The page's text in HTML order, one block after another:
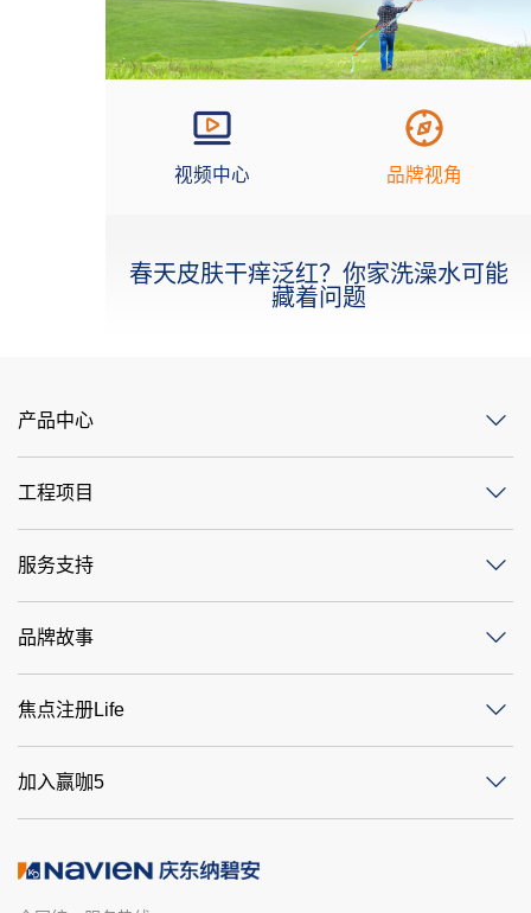
视频中心 品牌视角
春天皮肤干痒泛红？你家洗澡水可能
藏着问题
产品中心
工程项目
服务支持
品牌故事
焦点注册Life
加入赢咖5